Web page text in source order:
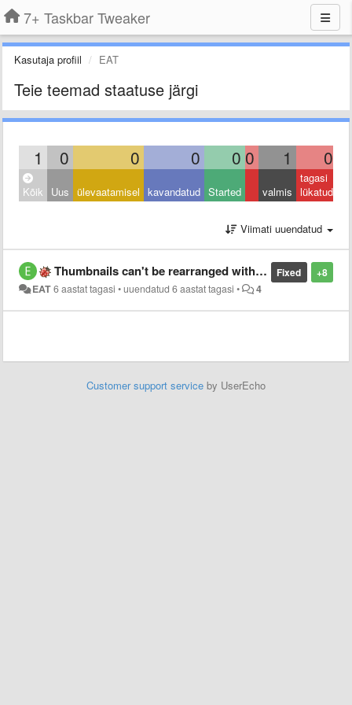
7+ Taskbar Tweaker
Kasutaja profiil EAT
Teie teemad staatuse järgi
1 0 0 0 0 0 1 0
Kõik Uus ülevaatamisel kavandatud Started valmis
tagasi
lükatud
Viimati uuendatud
+8
Fixed
Thumbnails can't be rearranged within a group as of Windows update 10.0.19041.
EAT6 aastat tagasi •uuendatud6 aastat tagasi • 4
Customer support service by UserEcho